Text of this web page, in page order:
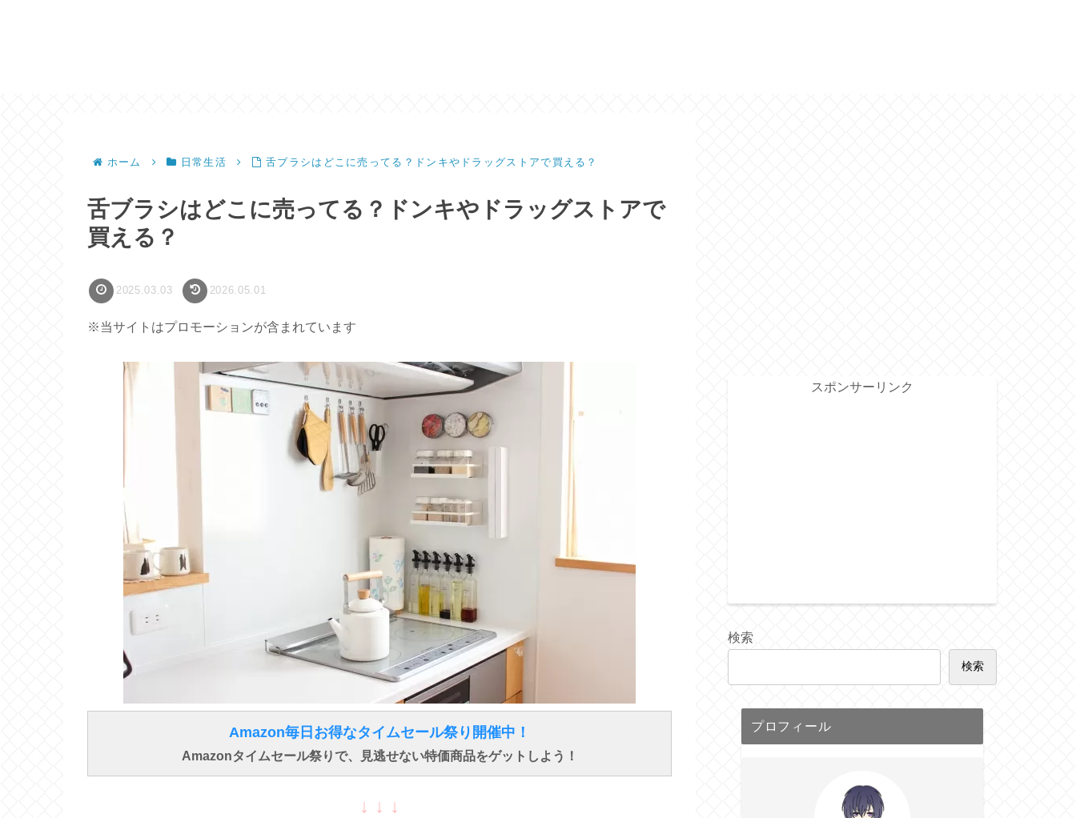
ホーム 日常生活 舌ブラシはどこに売ってる？ドンキやドラッグストアで買える？
舌ブラシはどこに売ってる？ドンキやドラッグストアで
買える？
2025.03.03 2026.05.01
※当サイトはプロモーションが含まれています
Amazon毎日お得なタイムセール祭り開催中！
Amazonタイムセール祭りで、見逃せない特価商品をゲットしよう！
↓ ↓ ↓
スポンサーリンク
検索
検索
プロフィール